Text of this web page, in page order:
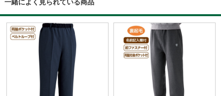
一緒によく見られている商品